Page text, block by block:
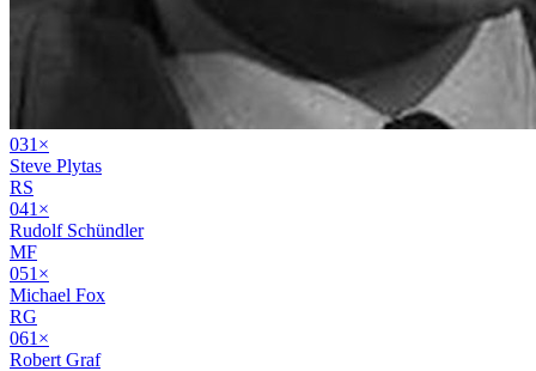
031 ×
Steve Plytas
RS
041 ×
Rudolf Schündler
MF
051 ×
Michael Fox
RG
061 ×
Robert Graf